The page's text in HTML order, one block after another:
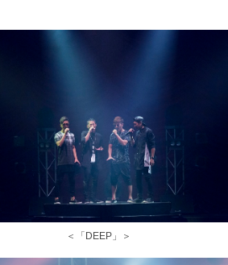
＜「DEEP」＞